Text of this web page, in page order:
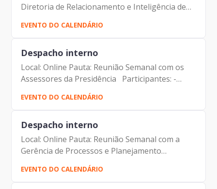
Diretoria de Relacionamento e Inteligência de
Mercado Participantes: - Francisco Forbes –
Presidente | Prodam-SP - André Tomiatto de
Oliveira - Assessor da...
EVENTO DO CALENDÁRIO
Despacho interno
Local: Online Pauta: Reunião Semanal com os
Assessores da Presidência Participantes: -
Francisco Forbes – Presidente | Prodam-SP -
André Tomiatto de Oliveira - Assessor da
Presidência | Prodam-SP...
EVENTO DO CALENDÁRIO
Despacho interno
Local: Online Pauta: Reunião Semanal com a
Gerência de Processos e Planejamento
Estratégico Participantes: - Francisco Forbes –
Presidente | Prodam-SP - André Tomiatto de
Oliveira - Assessor da...
EVENTO DO CALENDÁRIO